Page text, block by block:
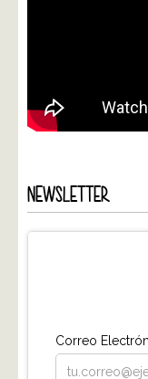
NEWSLETTER